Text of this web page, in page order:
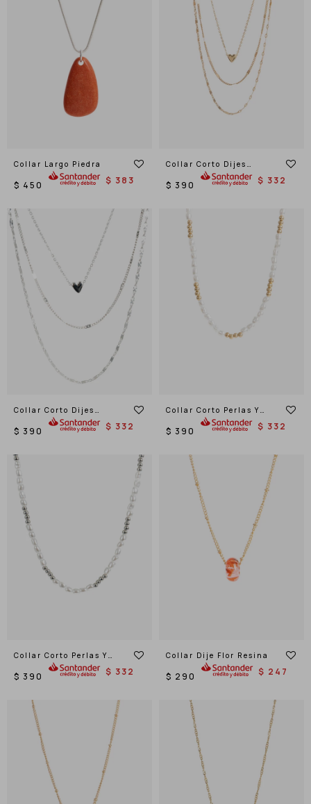
Collar Largo Piedra
$ 450 $ 383
Collar Corto Dijes
Corazones
$ 390 $ 332
Collar Corto Dijes
Corazones
$ 390 $ 332
Collar Corto Perlas Y
$ 390 $ 332
Collar Corto Perlas Y
$ 390 $ 332
Collar Dije Flor Resina
$ 290 $ 247